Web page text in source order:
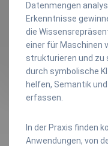
Datenmengen
Erkenntnisse
die
einer für Maschinen
strukturieren und zu
durch symbolische
helfen, Semantik
erfassen.
In der Praxis finden
Anwendungen, von